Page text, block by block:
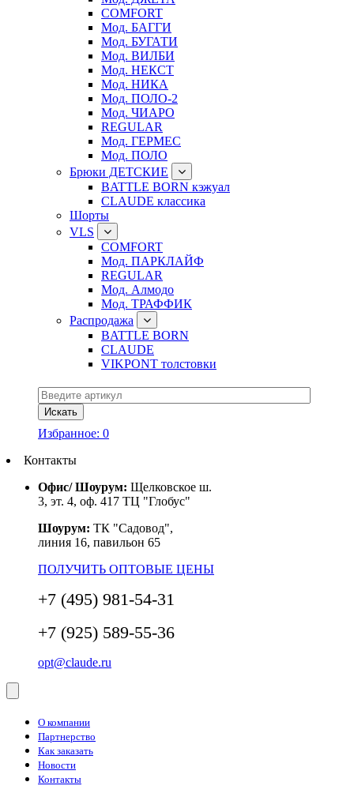
COMFORT
Мод. БАГГИ
Мод. БУГАТИ
Мод. ВИЛБИ
Мод. НЕКСТ
Мод. НИКА
Мод. ПОЛО-2
Мод. ЧИАРО
REGULAR
Мод. ГЕРМЕС
Мод. ПОЛО
Брюки ДЕТСКИЕ
BATTLE BORN кэжуал
CLAUDE классика
Шорты
VLS
COMFORT
Мод. ПАРКЛАЙФ
REGULAR
Мод. Алмодо
Мод. ТРАФФИК
Распродажа
BATTLE BORN
CLAUDE
VIKPONT толстовки
Избранное: 0
Контакты
Офис/ Шоурум: Щелковское ш.
3, эт. 4, оф. 417 ТЦ "Глобус"
Шоурум: ТК "Садовод",
линия 16, павильон 65
ПОЛУЧИТЬ ОПТОВЫЕ ЦЕНЫ
+7 (495) 981-54-31
+7 (925) 589-55-36
opt@claude.ru
О компании
Партнерство
Как заказать
Новости
Контакты